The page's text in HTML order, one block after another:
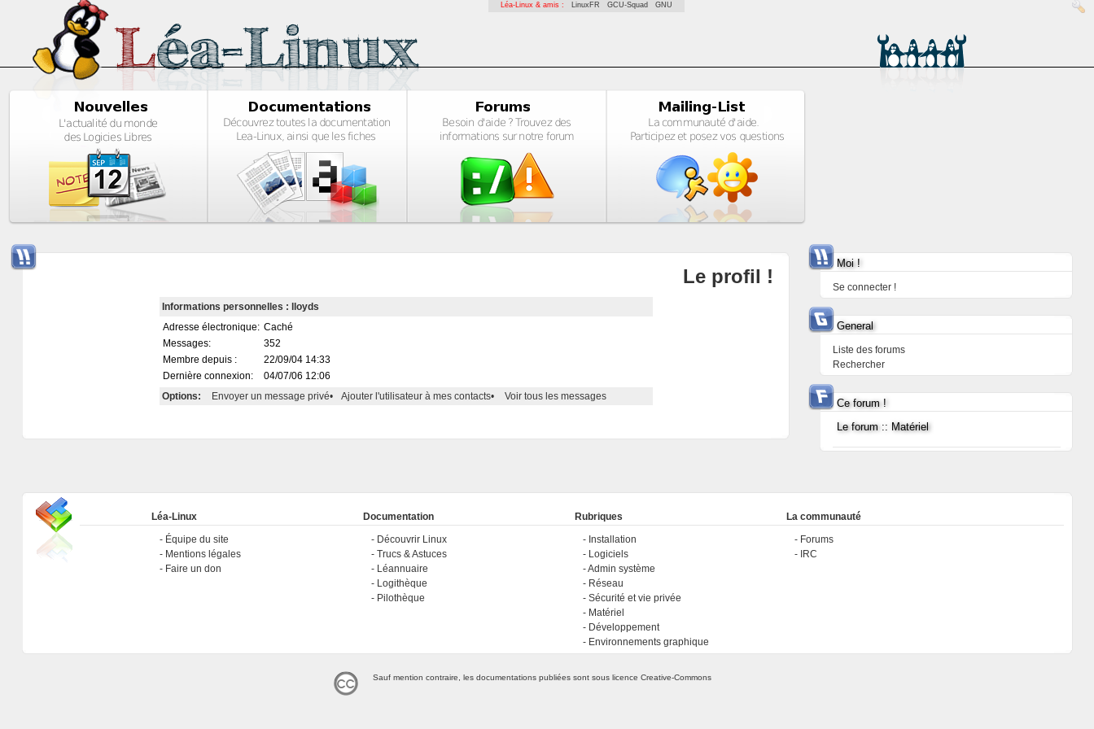
Léa-Linux & amis : LinuxFR GCU-Squad GNU
Le profil !
Informations personnelles : lloyds
Adresse électronique: Caché
Messages:
352
Membre depuis :
22/09/04 14:33
Dernière connexion:
04/07/06 12:06
Options:
Envoyer un message privé• Ajouter l'utilisateur à mes contacts• Voir tous les messages
Moi !
Se connecter !
General
Liste des forums
Rechercher
Ce forum !
Le forum :: Matériel
Léa-Linux
Équipe du site
Mentions légales
Faire un don
Documentation
Découvrir Linux
Trucs & Astuces
Léannuaire
Logithèque
Pilothèque
Rubriques
Installation
Logiciels
Admin système
Réseau
Sécurité et vie privée
Matériel
Développement
Environnements graphique
La communauté
Forums
IRC
Sauf mention contraire, les documentations publiées sont sous licenceCreative-Commons